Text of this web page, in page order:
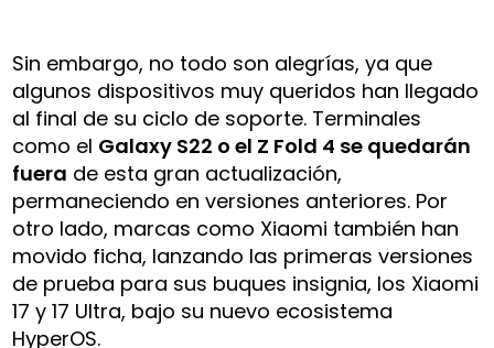
Sin embargo, no todo son alegrías, ya que
algunos dispositivos muy queridos han llegado
al final de su ciclo de soporte. Terminales
como el Galaxy S22 o el Z Fold 4 se quedarán
fuera de esta gran actualización,
permaneciendo en versiones anteriores. Por
otro lado, marcas como Xiaomi también han
movido ficha, lanzando las primeras versiones
de prueba para sus buques insignia, los Xiaomi
17 y 17 Ultra, bajo su nuevo ecosistema
HyperOS.